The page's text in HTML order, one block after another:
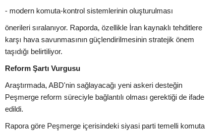
- modern komuta-kontrol sistemlerinin oluşturulması
önerileri sıralanıyor. Raporda, özellikle İran kaynaklı tehditlere
karşı hava savunmasının güçlendirilmesinin stratejik önem
taşıdığı belirtiliyor.
Reform Şartı Vurgusu
Araştırmada, ABD'nin sağlayacağı yeni askeri desteğin
Peşmerge reform süreciyle bağlantılı olması gerektiği de ifade
edildi.
Rapora göre Peşmerge içerisindeki siyasi parti temelli komuta